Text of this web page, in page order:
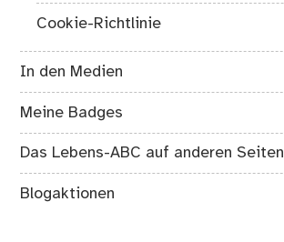
Cookie-Richtlinie
In den Medien
Meine Badges
Das Lebens-ABC auf anderen Seiten
Blogaktionen